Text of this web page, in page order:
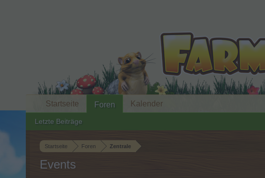
Startseite Foren Zentrale
Events
Startseite Foren
Letzte Beiträge
Kalender